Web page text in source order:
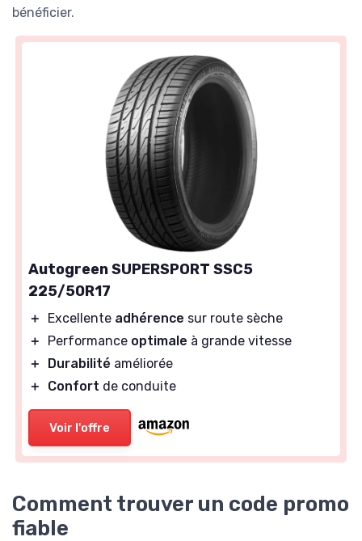
bénéficier.
Autogreen SUPERSPORT SSC5
225/50R17
＋ Excellente adhérence sur route sèche
＋
Performance optimale à grande vitesse
＋
Durabilité améliorée
＋
Confort de conduite
Voir l'offre
Comment trouver un code promo
fiable